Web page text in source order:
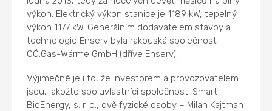
výkon. Elektrický výkon stanice je 1189 kW, tepelný
výkon 1177 kW. Generálním dodavatelem stavby a
technologie Enserv byla rakouská společnost
OÖ.Gas-Wärme GmbH (dříve Enserv).
Výjimečné je i to, že investorem a provozovatelem
jsou, jakožto spoluvlastníci společnosti Smart
BioEnergy, s. r. o., dvě fyzické osoby – Milan Kajtman